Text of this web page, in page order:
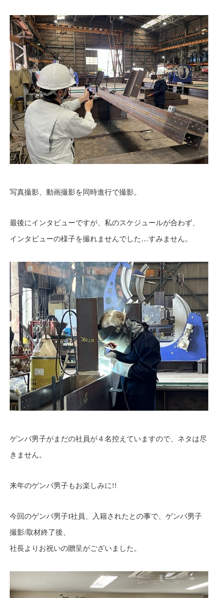
写真撮影、動画撮影を同時進行で撮影。
最後にインタビューですが、私のスケジュールが合わず、
インタビューの様子を撮れませんでした…すみません。
ゲンバ男子がまだの社員が４名控えていますので、ネタは尽
きません。
来年のゲンバ男子もお楽しみに!!
今回のゲンバ男子I社員、入籍されたとの事で、ゲンバ男子
撮影/取材終了後、
社長よりお祝いの贈呈がございました。